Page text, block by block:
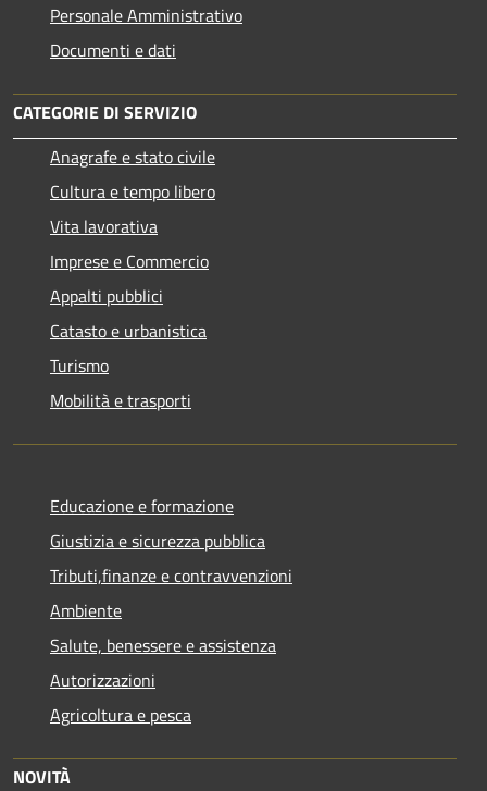
Personale Amministrativo
Documenti e dati
CATEGORIE DI SERVIZIO
Anagrafe e stato civile
Cultura e tempo libero
Vita lavorativa
Imprese e Commercio
Appalti pubblici
Catasto e urbanistica
Turismo
Mobilità e trasporti
Educazione e formazione
Giustizia e sicurezza pubblica
Tributi,finanze e contravvenzioni
Ambiente
Salute, benessere e assistenza
Autorizzazioni
Agricoltura e pesca
NOVITÀ